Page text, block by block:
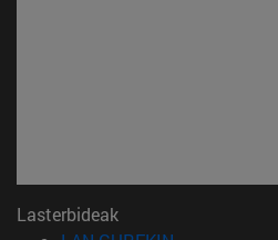
Lasterbideak